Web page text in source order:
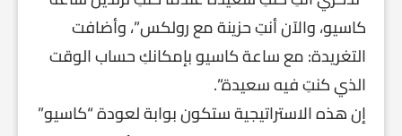
كاسيو، والآن أنتِ حزينة مع رولكس”، وأضافت
التغريدة: مع ساعة كاسيو بإمكانكِ حساب الوقت
الذي كنتِ فيه سعيدة.”.
إن هذه الاستراتيجية ستكون بوابة لعودة “كاسيو”